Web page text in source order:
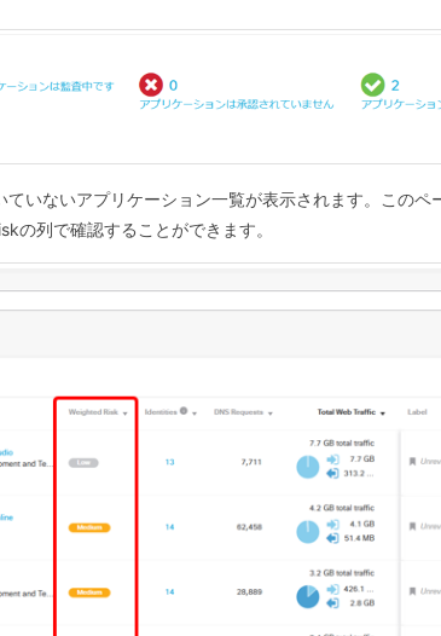
いないアプリケーション一覧が表示されます。このペ
の列で確認することができます。